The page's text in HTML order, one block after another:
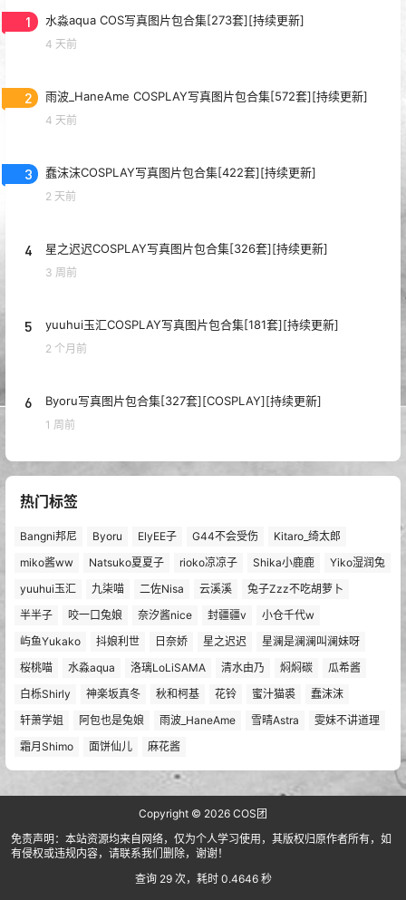
1 水淼aqua COS写真图片包合集[273套][持续更新]
4 天前
2 雨波_HaneAme COSPLAY写真图片包合集[572套][持续更新]
4 天前
3 蠢沫沫COSPLAY写真图片包合集[422套][持续更新]
2 天前
4 星之迟迟COSPLAY写真图片包合集[326套][持续更新]
3 周前
5 yuuhui玉汇COSPLAY写真图片包合集[181套][持续更新]
2 个月前
6 Byoru写真图片包合集[327套][COSPLAY][持续更新]
1 周前
热门标签
Bangni邦尼 Byoru ElyEE子 G44不会受伤
Kitaro_绮太郎
miko酱ww
Natsuko夏夏子 rioko凉凉子 Shika小鹿鹿
Yiko湿润兔
yuuhui玉汇
九柒喵 二佐Nisa 云溪溪
兔子Zzz不吃胡萝卜
半半子
咬一口兔娘 奈汐酱nice 封疆疆v
小仓千代w
屿鱼Yukako
抖娘利世 日奈娇 星之迟迟
星澜是澜澜叫澜妹呀
桜桃喵
水淼aqua 洛璃LoLiSAMA 清水由乃 焖焖碳
瓜希酱
白栎Shirly
神楽坂真冬 秋和柯基 花铃 蜜汁猫裘
蠢沫沫
轩萧学姐
阿包也是兔娘 雨波_HaneAme 雪晴Astra
雯妹不讲道理
霜月Shimo
面饼仙儿 麻花酱
Copyright © 2026 COS团
免责声明：本站资源均来自网络，仅为个人学习使用，其版权归原作者所有，如
有侵权或违规内容，请联系我们删除，谢谢！
查询 29 次，耗时 0.4646 秒